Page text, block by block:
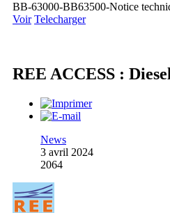
BB-63000-BB63500-Notice
Voir Telecharger
REE ACCESS :
News
3 avril 2024
2064